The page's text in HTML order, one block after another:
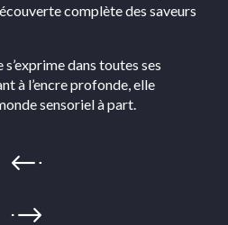
complète des saveurs
dans toutes ses
à l’encre profonde, elle
sensoriel à part.